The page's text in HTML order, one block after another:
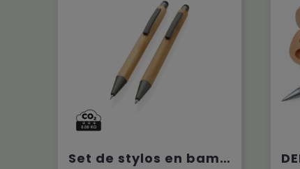
Set de stylos en bambou dans un coffret